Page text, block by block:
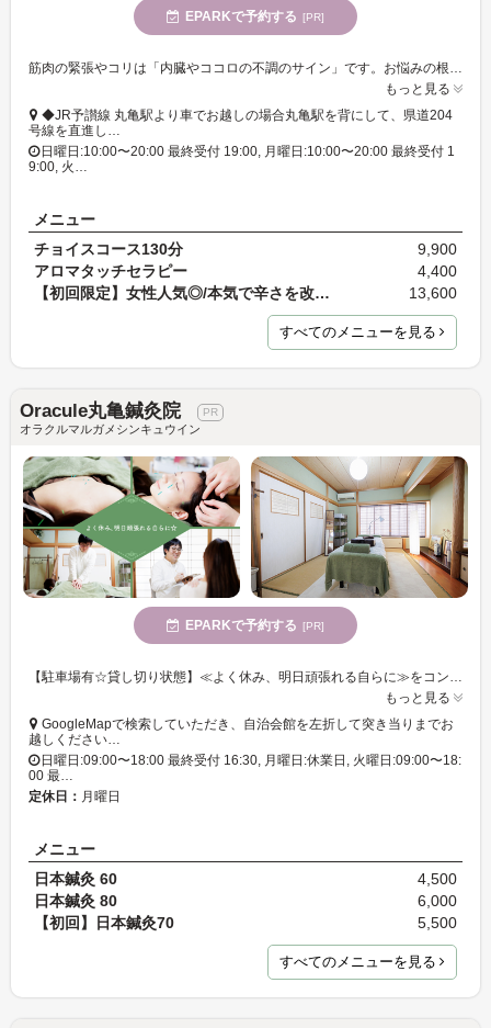
EPARKで予約する [PR]
筋肉の緊張やコリは「内臓やココロの不調のサイン」です。お悩みの根本の原因を見つけ出し、ケアすることで、マッサージで体質改善を目指しているサロンです★
もっと見る
◆JR予讃線 丸亀駅より車でお越しの場合丸亀駅を背にして、県道204
号線を直進し…
日曜日:10:00〜20:00 最終受付 19:00, 月曜日:10:00〜20:00 最終受付 1
9:00, 火…
メニュー
チョイスコース130分
9,900
アロマタッチセラピー
4,400
【初回限定】女性人気◎/本気で辛さを改善したい方/ …
13,600
すべてのメニューを見る
Oracule丸亀鍼灸院
オラクルマルガメシンキュウイン
EPARKで予約する [PR]
【駐車場有☆貸し切り状態】≪よく休み、明日頑張れる自らに≫をコンセプトに、癒しと改善が期待できる「美容鍼灸」「鍼灸施術」「ボディセッション(整体)」を提供☆
もっと見る
GoogleMapで検索していただき、自治会館を左折して突き当りまでお
越しください…
日曜日:09:00〜18:00 最終受付 16:30, 月曜日:休業日, 火曜日:09:00〜18:
00 最…
定休日： 月曜日
メニュー
日本鍼灸 60
4,500
日本鍼灸 80
6,000
【初回】日本鍼灸70
5,500
すべてのメニューを見る